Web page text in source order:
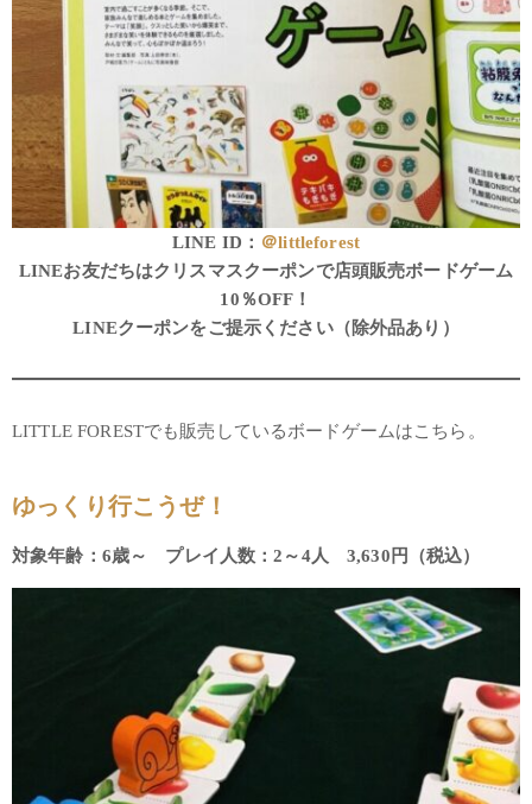
LINE ID： ＠littleforest
LINEお友だちはクリスマスクーポンで店頭販売ボードゲーム
10％OFF！
LINEクーポンをご提示ください（除外品あり）
LITTLE FORESTでも販売しているボードゲームはこちら。
ゆっくり行こうぜ！
対象年齢：6歳～ プレイ人数：2～4人 3,630円（税込）